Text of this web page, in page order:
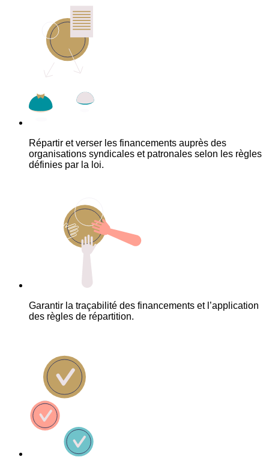
Répartir et verser les financements auprès des
organisations syndicales et patronales selon les règles
définies par la loi.
Garantir la traçabilité des financements et l’application
des règles de répartition.